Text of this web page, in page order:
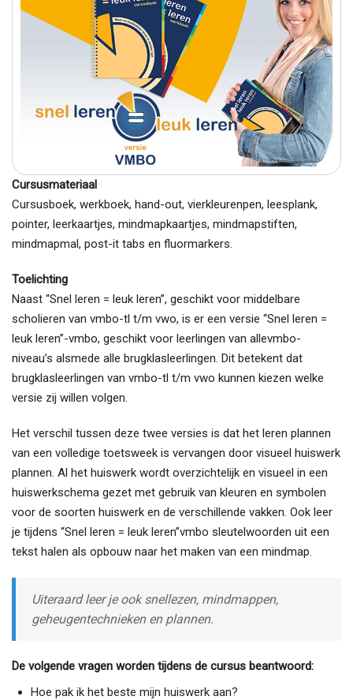
Cursusmateriaal
Cursusboek, werkboek, hand-out, vierkleurenpen, leesplank,
pointer, leerkaartjes, mindmapkaartjes, mindmapstiften,
mindmapmal, post-it tabs en fluormarkers.
Toelichting
Naast “Snel leren = leuk leren”, geschikt voor middelbare
scholieren van vmbo-tl t/m vwo, is er een versie “Snel leren =
leuk leren”-vmbo, geschikt voor leerlingen van allevmbo-
niveau’s alsmede alle brugklasleerlingen. Dit betekent dat
brugklasleerlingen van vmbo-tl t/m vwo kunnen kiezen welke
versie zij willen volgen.
Het verschil tussen deze twee versies is dat het leren plannen
van een volledige toetsweek is vervangen door visueel huiswerk
plannen. Al het huiswerk wordt overzichtelijk en visueel in een
huiswerkschema gezet met gebruik van kleuren en symbolen
voor de soorten huiswerk en de verschillende vakken. Ook leer
je tijdens “Snel leren = leuk leren”vmbo sleutelwoorden uit een
tekst halen als opbouw naar het maken van een mindmap.
Uiteraard leer je ook snellezen, mindmappen,
geheugentechnieken en plannen.
De volgende vragen worden tijdens de cursus beantwoord:
Hoe pak ik het beste mijn huiswerk aan?